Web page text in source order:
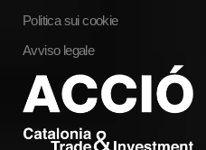
Politica sui cookie
Avviso legale